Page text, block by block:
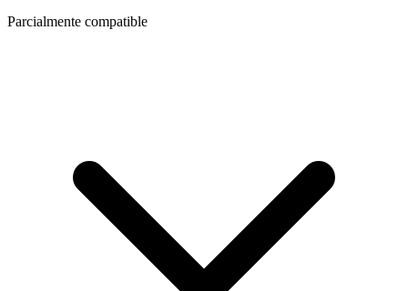
Parcialmente compatible